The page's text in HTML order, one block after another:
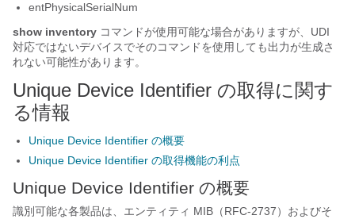
entPhysicalSerialNum
show inventory コマンドが使用可能な場合がありますが、UDI
対応ではないデバイスでそのコマンドを使用しても出力が生成さ
れない可能性があります。
Unique Device Identifier の取得に関す
る情報
Unique Device Identifier の概要
Unique Device Identifier の取得機能の利点
Unique Device Identifier の概要
識別可能な各製品は、エンティティ MIB（RFC-2737）およびそ